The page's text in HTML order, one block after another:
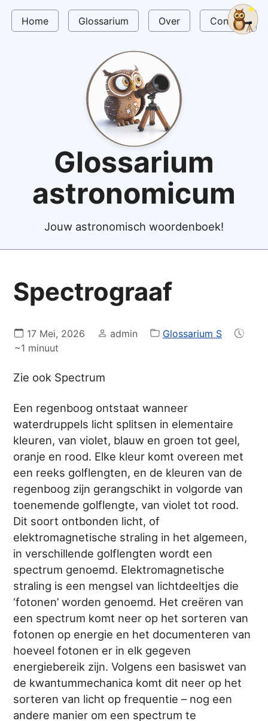
Home Glossarium Over Contact
Glossarium
astronomicum
Jouw astronomisch woordenboek!
Spectrograaf
17 Mei, 2026 admin
Glossarium S
~1 minuut
Zie ook Spectrum
Een regenboog ontstaat wanneer
waterdruppels licht splitsen in elementaire
kleuren, van violet, blauw en groen tot geel,
oranje en rood. Elke kleur komt overeen met
een reeks golflengten, en de kleuren van de
regenboog zijn gerangschikt in volgorde van
toenemende golflengte, van violet tot rood.
Dit soort ontbonden licht, of
elektromagnetische straling in het algemeen,
in verschillende golflengten wordt een
spectrum genoemd. Elektromagnetische
straling is een mengsel van lichtdeeltjes die
‘fotonen’ worden genoemd. Het creëren van
een spectrum komt neer op het sorteren van
fotonen op energie en het documenteren van
hoeveel fotonen er in elk gegeven
energiebereik zijn. Volgens een basiswet van
de kwantummechanica komt dit neer op het
sorteren van licht op frequentie – nog een
andere manier om een spectrum te